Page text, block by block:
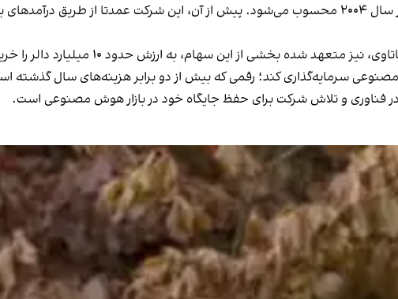
این اقدام نخستین افزایش سرمایه گسترده آلفابت از زمان ورود گوگل به بورس در سال ۲۰۰۴ محسوب می‌شود. پیش از آن، این شرکت عمدتا
بخشی از این سهام، به ارزش حدود ۱۰ میلیارد دالر را خریداری کند.
فناوری و تلاش شرکت برای حفظ جایگاه خود در بازار هوش مصنوعی است.